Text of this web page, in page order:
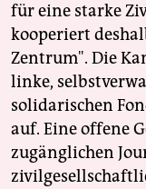
für eine starke
kooperiert
Zentrum". Die
linke,
solidarischen
auf. Eine offene
zugänglichen